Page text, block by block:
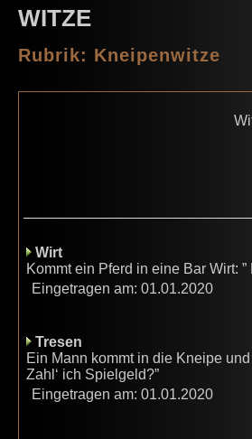
WITZE
Rubrik: Kneipenwitze
Wirt
Kommt ein Pferd in eine Bar Wirt:
Eingetragen am: 01.01.2020
Tresen
Ein Mann kommt in die Kneipe
Zahl‘ ich Spielgeld?”
Eingetragen am: 01.01.2020